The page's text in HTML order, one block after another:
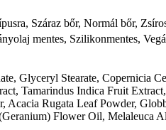
Száraz bőr, Normál bőr,
mentes, Szilikonmentes,
Glyceryl Stearate, Copernicia
Tamarindus Indica Fruit
Acacia Rugata Leaf Powder,
Flower Oil, Melaleuca